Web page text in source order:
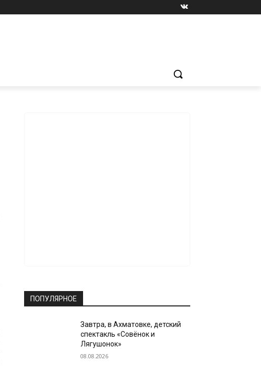
ПОПУЛЯРНОЕ
Завтра, в Ахматовке, детский
спектакль «Совёнок и
Лягушонок»
08.08.2026